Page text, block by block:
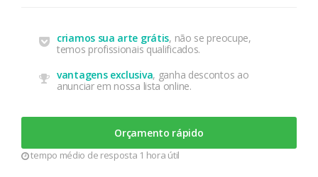
criamos sua arte grátis, não se preocupe,
temos profissionais qualificados.
vantagens exclusiva, ganha descontos ao
anunciar em nossa lista online.
Orçamento rápido
tempo médio de resposta 1 hora útil